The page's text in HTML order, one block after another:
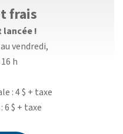
frais
lancée !
vendredi,
h
: 4 $ + taxe
6 $ + taxe